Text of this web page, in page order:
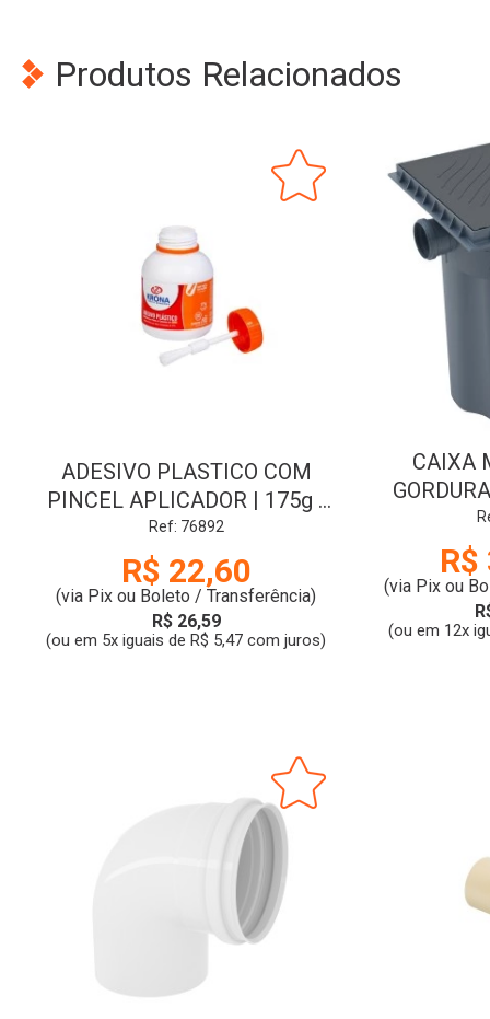
Produtos Relacionados
ADESIVO PLASTICO COM
PINCEL APLICADOR | 175g |
ULTRATERM | KRONA
Ref: 76892
R$ 22,60
(via Pix ou Boleto / Transferência)
R$ 26,59
(ou em 5x iguais de R$ 5,47 com juros)
CAIXA
(via Pix ou
(ou em 12x